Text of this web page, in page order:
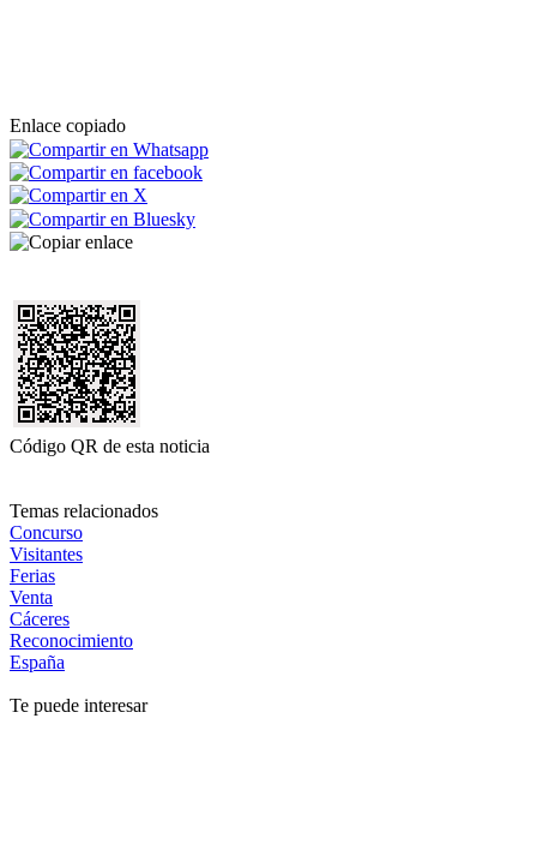
Enlace copiado
Código QR de esta noticia
Temas relacionados
Concurso
Visitantes
Ferias
Venta
Cáceres
Reconocimiento
España
Te puede interesar